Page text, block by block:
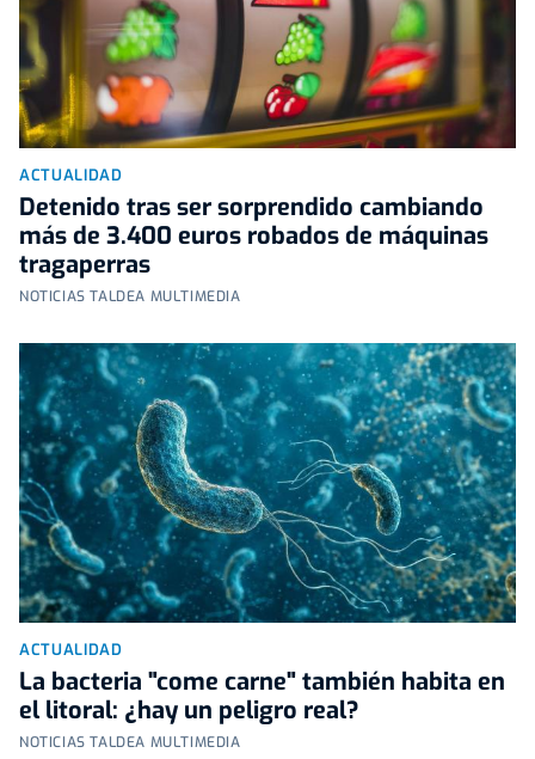
ACTUALIDAD
Detenido tras ser sorprendido cambiando
más de 3.400 euros robados de máquinas
tragaperras
NOTICIAS TALDEA MULTIMEDIA
ACTUALIDAD
La bacteria "come carne" también habita en
el litoral: ¿hay un peligro real?
NOTICIAS TALDEA MULTIMEDIA